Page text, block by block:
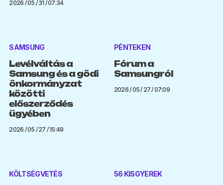
2026 / 05 / 31 / 07:34
SAMSUNG
Levélváltás a
Samsung és a gödi
önkormányzat
közötti
előszerződés
ügyében
2026 / 05 / 27 / 15:49
PÉNTEKEN
Fórum a
Samsungról
2026 / 05 / 27 / 07:09
KÖLTSÉGVETÉS 56 KISGYEREK